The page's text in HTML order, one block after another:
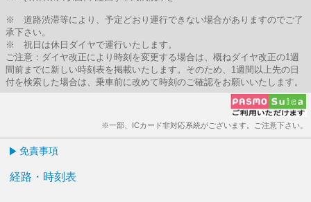
※ 道路渋滞等により、予定どおり運行できない場合がありますのでご了
承下さい。
※ 祝日は休日ダイヤで運行いたします。
ご注意：ダイヤ改正により時刻を変更する場合は、概ねダイヤ改正の1週
間前までに新しい時刻表を掲載いたします。そのため、1週間以上先の日
付を検索した場合は、乗車前に改めて時刻のご確認をお願いいたします。
※一部、ICカード非対応系統がございます。ご注意下さい。
免責事項
経路・時刻表